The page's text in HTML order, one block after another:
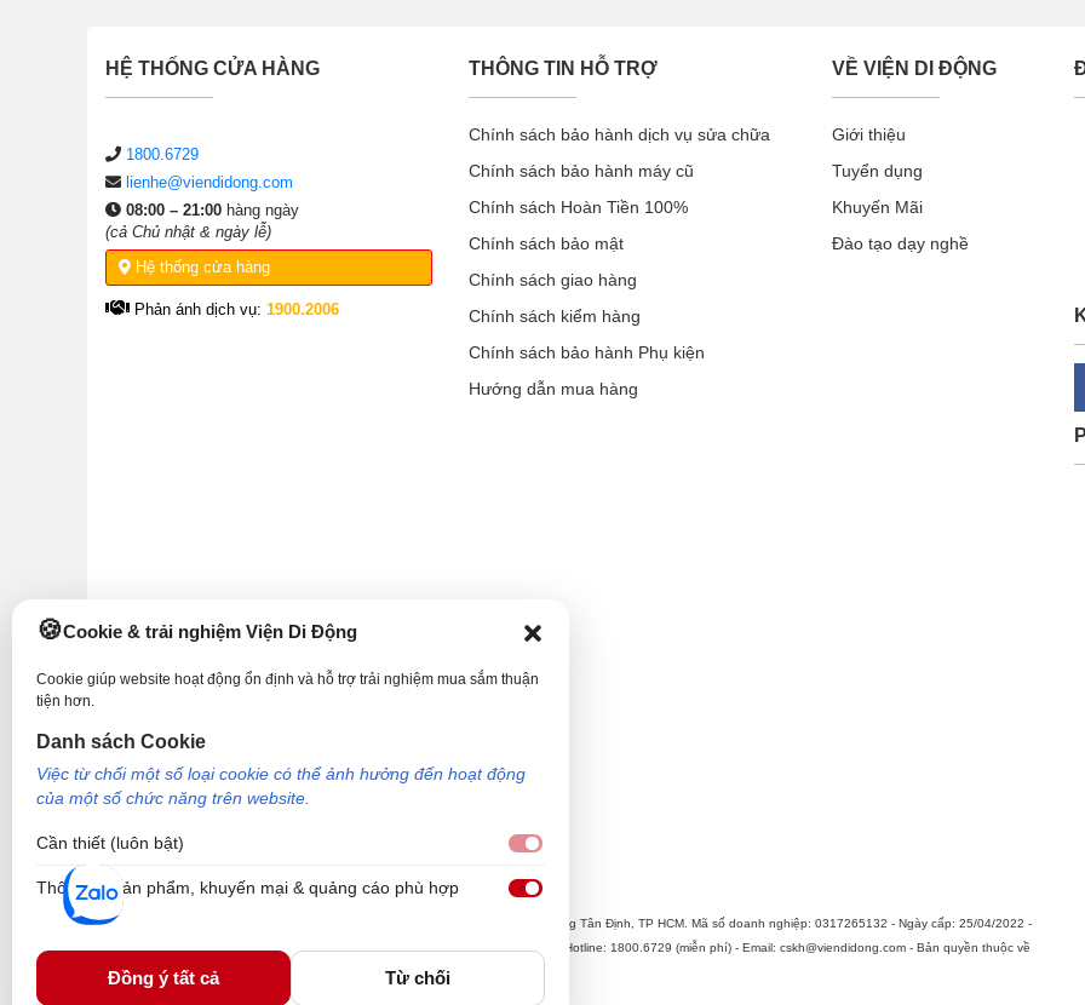
Cookie & trải nghiệm Viện Di Động
Cookie giúp website hoạt động ổn định và hỗ trợ trải nghiệm mua sắm thuận
tiện hơn.
Danh sách Cookie
Việc từ chối một số loại cookie có thể ảnh hưởng đến hoạt động
của một số chức năng trên website.
Cần thiết (luôn bật)
Thông tin sản phẩm, khuyến mại & quảng cáo phù hợp
Đồng ý tất cả Từ chối
HỆ THỐNG CỬA HÀNG
1800.6729
lienhe@viendidong.com
08:00 – 21:00 hàng ngày
(cả Chủ nhật & ngày lễ)
Hệ thống cửa hàng
Phản ánh dịch vụ: 1900.2006
THÔNG TIN HỖ TRỢ
Chính sách bảo hành dịch vụ sửa chữa
Chính sách bảo hành máy cũ
Chính sách Hoàn Tiền 100%
Chính sách bảo mật
Chính sách giao hàng
Chính sách kiểm hàng
Chính sách bảo hành Phụ kiện
Hướng dẫn mua hàng
VỀ VIỆN DI ĐỘNG
Giới thiệu
Tuyển dụng
Khuyến Mãi
Đào tạo dạy nghề
Công Ty TNHH Công Nghệ và Đầu Tư Viện Di Động - 73 Trần Quang Khải, Phường Tân Định, TP HCM. Mã số doanh nghiệp: 0317265132 - Ngày cấp: 25/04/2022 -
Nơi cấp: Sở kế hoạch và đầu tư TP Hồ Chí Minh. Giám đốc: Nguyễn Ngọc Ngân. Hotline: 1800.6729 (miễn phí) - Email: cskh@viendidong.com - Bản quyền thuộc về
Viện Di Động.